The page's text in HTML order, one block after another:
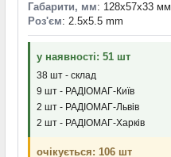
Габарити, мм: 128x57x33 мм
Роз'єм: 2.5x5.5 mm
у наявності: 51 шт
38 шт - склад
9 шт - РАДІОМАГ-Київ
2 шт - РАДІОМАГ-Львів
2 шт - РАДІОМАГ-Харків
очікується: 106 шт